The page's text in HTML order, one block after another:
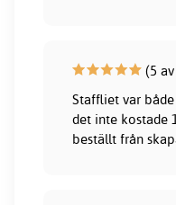
(5
Staffliet var
det inte kostade
beställt från